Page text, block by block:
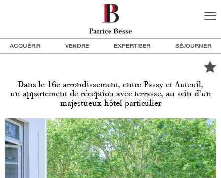
ACQUÉRIR VENDRE EXPERTISER SÉJOURNER
Dans le 16e arrondissement, entre Passy et Auteuil,
un appartement de réception avec terrasse, au sein d’un
majestueux hôtel particulier